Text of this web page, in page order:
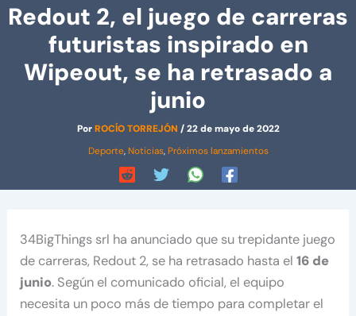
Redout 2, el juego de carreras
futuristas inspirado en
Wipeout, se ha retrasado a
junio
PorROCÍO TORREJÓN /22 de mayo de 2022
Deporte, Noticias, Próximos lanzamientos
34BigThings srl ha anunciado que su trepidante juego
de carreras, Redout 2, se ha retrasado hasta el16 de
junio. Según el comunicado oficial, el equipo
necesita un poco más de tiempo para completar el